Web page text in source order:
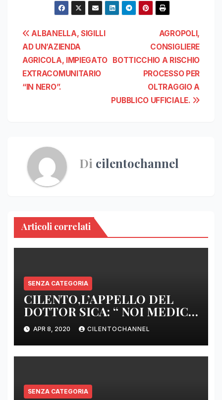
Navigazione
articoli
AGROPOLI,
CONSIGLIERE
BOTTICCHIO A RISCHIO
PROCESSO PER
OLTRAGGIO A
PUBBLICO UFFICIALE.
ALBANELLA, SIGILLI
AD UN’AZIENDA
AGRICOLA, IMPIEGATO
EXTRACOMUNITARIO
“IN NERO”.
Di cilentochannel
Articoli correlati
SENZA CATEGORIA
CILENTO,L’APPELLO DEL
DOTTOR SICA: “ NOI MEDICI
DI BASE SIAMO SENZA ARMI
E SENZA PRESIDI”
APR 8, 2020 CILENTOCHANNEL
SENZA CATEGORIA